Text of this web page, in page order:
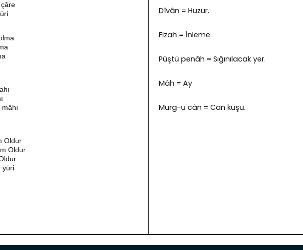
Oldur
Oldur
yüri
Dîvân = Huzur.
Fizah = İnleme.
Püştü penâh = Sığınılacak yer.
Mâh = Ay
Murg-u cân = Can kuşu.